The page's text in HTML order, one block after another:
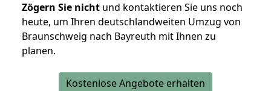
Zögern Sie nicht und kontaktieren Sie uns noch
heute, um Ihren deutschlandweiten Umzug von
Braunschweig nach Bayreuth mit Ihnen zu
planen.
Kostenlose Angebote erhalten